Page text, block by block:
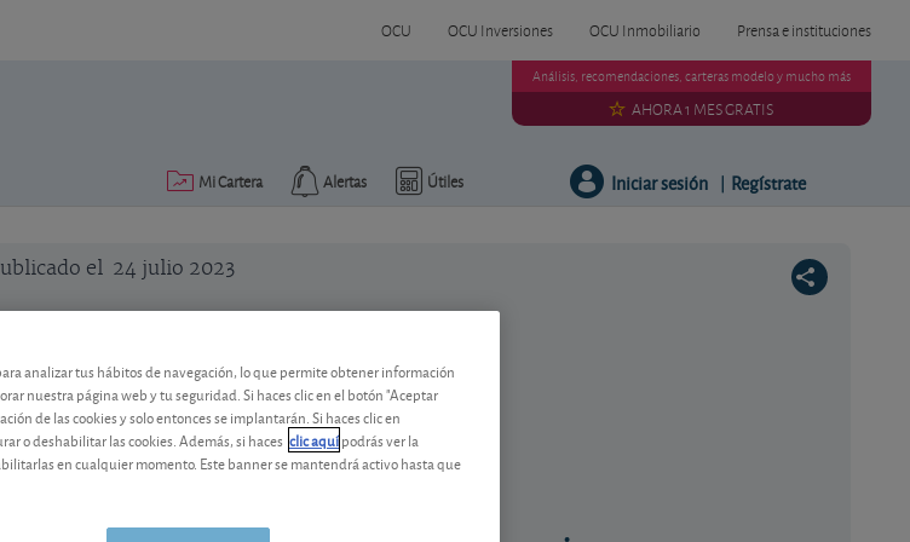
OCU OCU Inversiones OCU Inmobiliario Prensa e instituciones
Útiles
Alertas
Mi Cartera
Análisis, recomendaciones, carteras modelo y mucho más
AHORA 1 MES GRATIS
Iniciar sesión | Regístrate
el 24 julio 2023
analizar tus hábitos de navegación, lo que permite obtener información
nuestra página web y tu seguridad. Si haces clic en el botón "Aceptar
de las cookies y solo entonces se implantarán. Si haces clic en
o deshabilitar las cookies. Además, si haces clic aquípodrás ver la
en cualquier momento. Este banner se mantendrá activo hasta que